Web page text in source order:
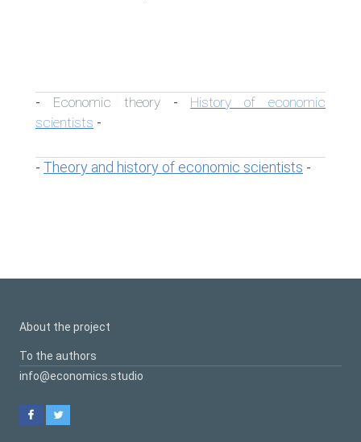
- Economic theory- History of economic
scientists -
- Theory and history of economic scientists -
About the project
To the authors
info@economics.studio